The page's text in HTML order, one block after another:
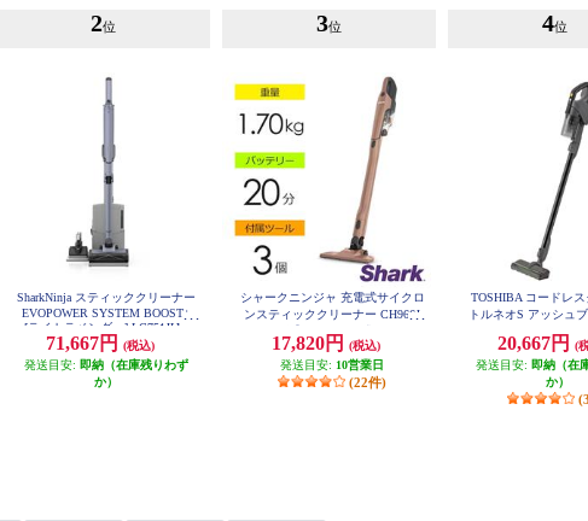
2位
SharkNinja スティッククリーナー
EVOPOWER SYSTEM BOOST+
[ライトラベンダー] LC751JLV
71,667円
(税込)
発送目安: 即納（在庫残りわず
か）
3位
シャークニンジャ 充電式サイクロ
ンスティッククリーナー CH966J
ス/ライトコーラル】 CH966JLC
17,820円
(税込)
発送目安: 10営業日
(22件)
4位
TOSHIBA コードレ
トルネオS アッシュ
20,667円
(
発送目安: 即納（在
か）